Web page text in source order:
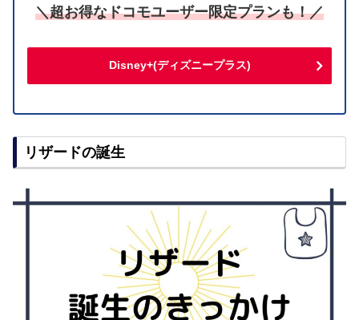
＼超お得なドコモユーザー限定プランも！／
Disney+(ディズニープラス)
リザードの誕生